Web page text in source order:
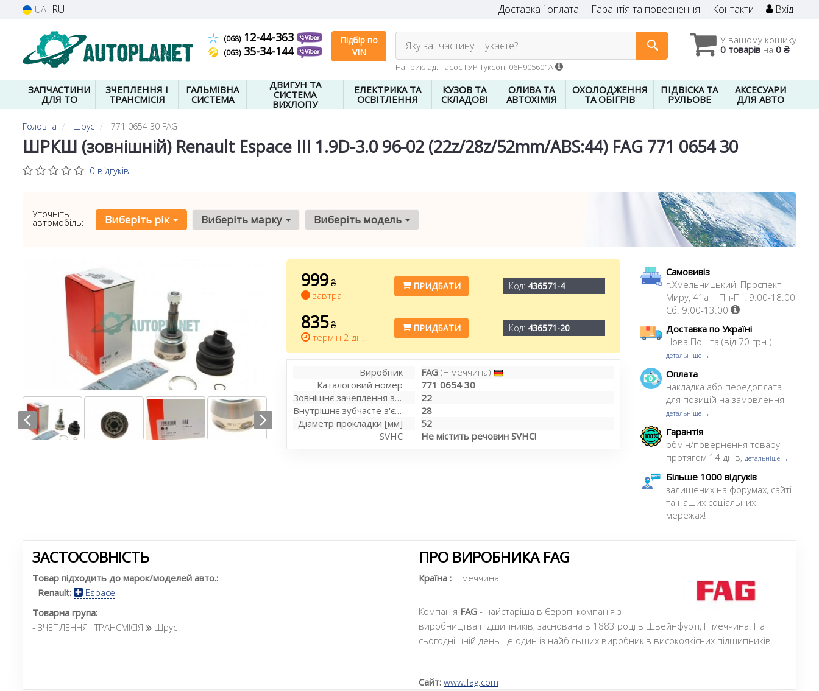
UA RU Доставка і оплата Гарантія та повернення Контакти Вхід
(068)12-44-363
(063)35-34-144
Підбір по
VIN
У вашому кошику
0 товарів на 0 ₴
Яку запчастину шукаєте?
Наприклад: насос ГУР Туксон, 06H905601A
ЗАПЧАСТИНИ
ДЛЯ ТО
ЗЧЕПЛЕННЯ І
ТРАНСМІСІЯ
ГАЛЬМІВНА
СИСТЕМА
ДВИГУН ТА
СИСТЕМА
ВИХЛОПУ
ЕЛЕКТРИКА ТА
ОСВІТЛЕННЯ
КУЗОВ ТА
СКЛАДОВІ
ОЛИВА ТА
АВТОХІМІЯ
ОХОЛОДЖЕННЯ
ТА ОБІГРІВ
ПІДВІСКА ТА
РУЛЬОВЕ
АКСЕСУАРИ
ДЛЯ АВТО
Головна Шрус 771 0654 30 FAG
ШРКШ (зовнішній) Renault Espace III 1.9D-3.0 96-02 (22z/28z/52mm/ABS:44) FAG 771 0654 30
0 відгуків
Уточніть
автомобіль: Виберіть рік Виберіть марку Виберіть модель
999 ₴
завтра
ПРИДБАТИ Код: 436571-4
835 ₴
термін 2 дн.
ПРИДБАТИ Код: 436571-20
Виробник FAG (Німеччина)
Каталоговий номер
771 0654 30
Зовнішнє зачеплення з боку колеса
22
Внутрішнє зубчасте з'єднання з боку колеса
28
Діаметр прокладки [мм]
52
SVHC
Не містить речовин SVHC!
Самовивіз
г.Хмельницький, Проспект
Миру, 41а | Пн-Пт: 9:00-18:00
Сб: 9:00-13:00
Доставка по Україні
Нова Пошта (від 70 грн.)
детальніше →
Оплата
накладка або передоплата
для позицій на замовлення
детальніше →
Гарантія
обмін/повернення товару
протягом 14 днів,детальніше →
Більше 1000 відгуків
залишених на форумах, сайті
та наших соціальних
мережах!
ЗАСТОСОВНІСТЬ
Товар підходить до марок/моделей авто.:
- Renault:
Espace
Товарна група:
- ЗЧЕПЛЕННЯ І ТРАНСМІСІЯ
Шрус
ПРО ВИРОБНИКА FAG
Країна : Німеччина
Компанія FAG - найстаріша в Європі компанія з
виробництва підшипників, заснована в 1883 році в Швейнфурті, Німеччина. На
сьогоднішній день це один із найбільших виробників високоякісних підшипників.
Сайт: www.fag.com